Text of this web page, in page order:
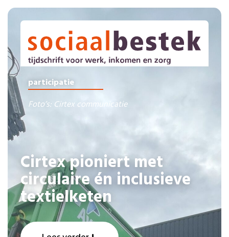
participatie
Foto’s: Cirtex communicatie
Cirtex pioniert met
circulaire én inclusieve
textielketen